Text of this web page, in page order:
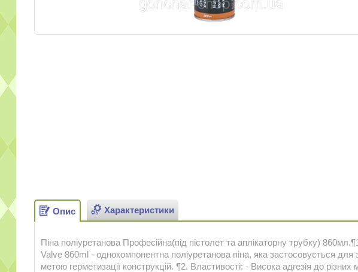
Опис Характеристики
Піна поліуретанова Професійна(під пістолет та аплікаторну трубку)
Valve 860ml - однокомпонентна поліуретанова піна, яка застосовується для
метою герметизації конструкцій. ¶2. Властивості: - Висока адгезія до